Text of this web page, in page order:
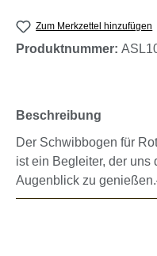
Zum Merkzettel hinzufügen
Produktnummer:
Beschreibung
Der Schwibbogen für
ist ein Begleiter, der uns
Augenblick zu